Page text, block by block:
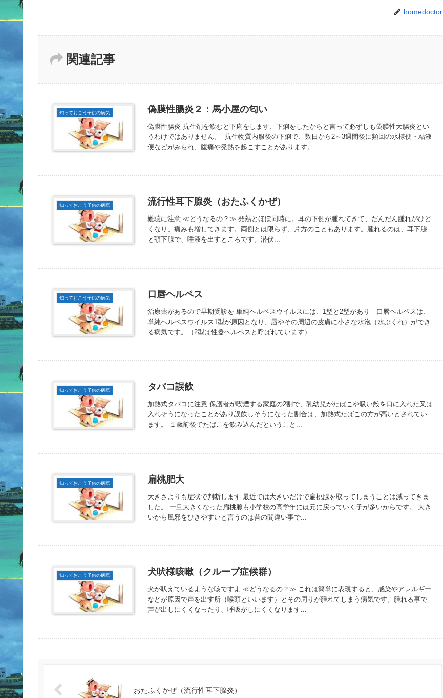
homedoctor
関連記事
知っておこう子供の病気 偽膜性腸炎２：馬小屋の匂い
偽膜性腸炎 抗生剤を飲むと下痢をします、下痢をしたからと言って必ずしも偽膜性大腸炎とい
うわけではありません。 抗生物質内服後の下痢で、数日から2～3週間後に頻回の水様便・粘液
便などがみられ、腹痛や発熱を起こすことがあります。...
知っておこう子供の病気 流行性耳下腺炎（おたふくかぜ）
難聴に注意 ≪どうなるの？≫ 発熱とほぼ同時に。耳の下側が腫れてきて、だんだん腫れがひど
くなり、痛みも増してきます。両側とは限らず、片方のこともあります。腫れるのは、耳下腺
と顎下腺で、唾液を出すところです。潜伏...
知っておこう子供の病気 口唇ヘルペス
治療薬があるので早期受診を 単純ヘルペスウイルスには、1型と2型があり 口唇ヘルペスは、
単純ヘルペスウイルス1型が原因となり、唇やその周辺の皮膚に小さな水泡（水ぶくれ）ができ
る病気です。（2型は性器ヘルペスと呼ばれています） ...
知っておこう子供の病気 タバコ誤飲
加熱式タバコに注意 保護者が喫煙する家庭の2割で、乳幼児がたばこや吸い殻を口に入れた又は
入れそうになったことがあり誤飲しそうになった割合は、加熱式たばこの方が高いとされてい
ます。 １歳前後でたばこを飲み込んだということ...
知っておこう子供の病気 扁桃肥大
大きさよりも症状で判断します 最近では大きいだけで扁桃腺を取ってしまうことは減ってきま
した。 一旦大きくなった扁桃腺も小学校の高学年には元に戻っていく子が多いからです。 大き
いから風邪をひきやすいと言うのは昔の間違い事で...
知っておこう子供の病気 犬吠様咳嗽（クループ症候群）
犬が吠えているような咳ですよ ≪どうなるの？≫ これは簡単に表現すると、感染やアレルギー
などが原因で声を出す所（喉頭といいます）とその周りが腫れてしまう病気です。腫れる事で
声が出しにくくなったり、呼吸がしにくくなります...
おたふくかぜ（流行性耳下腺炎）